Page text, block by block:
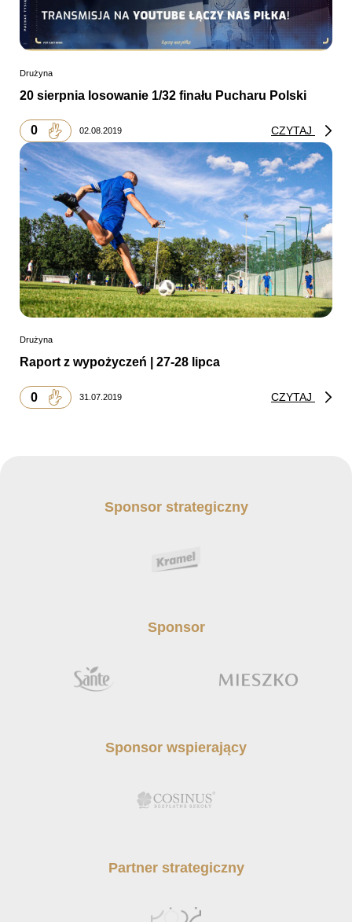
Drużyna
20 sierpnia losowanie 1/32 finału Pucharu Polski
0 02.08.2019 CZYTAJ
Drużyna
Raport z wypożyczeń | 27-28 lipca
0 31.07.2019 CZYTAJ
Sponsor strategiczny
Sponsor
Sponsor wspierający
Partner strategiczny